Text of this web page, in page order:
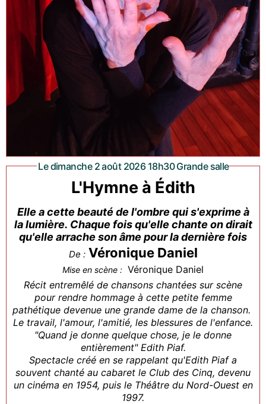
Le dimanche 2 août 2026 18h30 Grande salle
L'Hymne à Édith
Elle a cette beauté de l'ombre qui s'exprime à
la lumière. Chaque fois qu'elle chante on dirait
qu'elle arrache son âme pour la dernière fois
De : Véronique Daniel
Mise en scène : Véronique Daniel
Récit entremêlé de chansons chantées sur scène
pour rendre hommage à cette petite femme
pathétique devenue une grande dame de la chanson.
Le travail, l'amour, l'amitié, les blessures de l'enfance.
"Quand je donne quelque chose, je le donne
entièrement" Edith Piaf.
Spectacle créé en se rappelant qu'Edith Piaf a
souvent chanté au cabaret le Club des Cinq, devenu
un cinéma en 1954, puis le Théâtre du Nord-Ouest en
1997.